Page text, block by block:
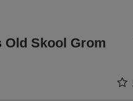
Old Skool Grom